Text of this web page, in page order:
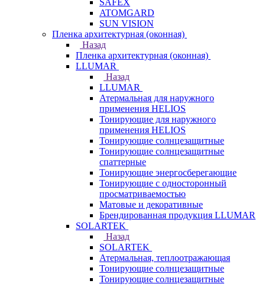
SAFEX
ATOMGARD
SUN VISION
Пленка архитектурная (оконная)
Назад
Пленка архитектурная (оконная)
LLUMAR
Назад
LLUMAR
Атермальная для наружного
применения HELIOS
Тонирующие для наружного
применения HELIOS
Тонирующие солнцезащитные
Тонирующие солнцезащитные
спаттерные
Тонирующие энергосберегающие
Тонирующие с односторонный
просматриваемостью
Матовые и декоративные
Брендированная продукция LLUMAR
SOLARTEK
Назад
SOLARTEK
Атермальная, теплоотражающая
Тонирующие солнцезащитные
Тонирующие солнцезащитные